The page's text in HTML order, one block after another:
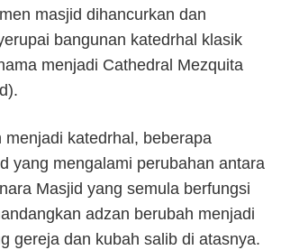
masjid dihancurkan dan
bangunan katedrhal klasik
menjadi Cathedral Mezquita
menjadi katedrhal, beberapa
yang mengalami perubahan antara
Masjid yang semula berfungsi
adzan berubah menjadi
gereja dan kubah salib di atasnya.